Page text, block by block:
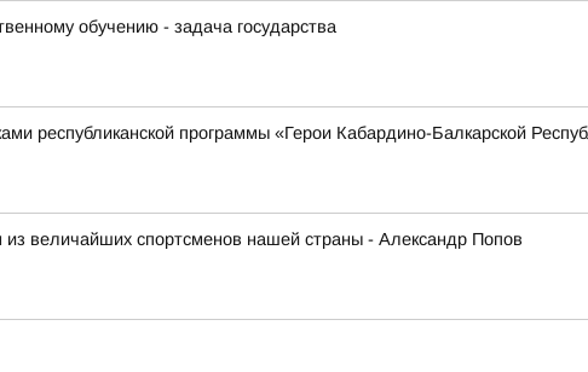
обучению - задача государства
республиканской программы «Герои Кабардино-Балкарской
величайших спортсменов нашей страны - Александр Попов